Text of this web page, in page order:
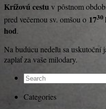
Krížovú cestuv pôstnom
pred večernou sv. omšou o 1730
hod.
Na budúcu nedeľu sa uskutoční
zaplať za vaše milodary.
Categories